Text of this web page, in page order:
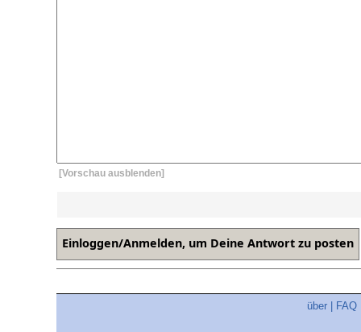
[Vorschau ausblenden]
über FAQ